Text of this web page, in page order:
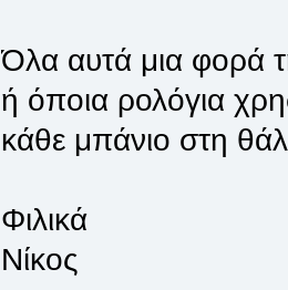
Όλα αυτά μια φορά
ή όποια ρολόγια
κάθε μπάνιο στη
Φιλικά
Νίκος